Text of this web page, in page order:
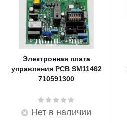
Электронная плата
управления PCB SM11462
710591300
Нет в наличии